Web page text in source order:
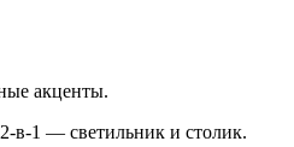
акценты.
в-1 — светильник и столик.